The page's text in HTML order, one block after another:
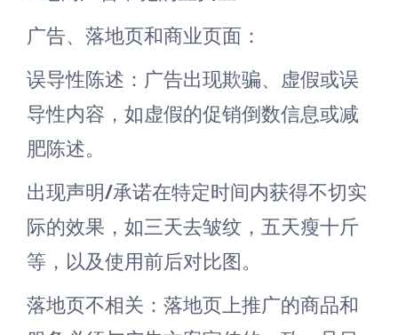
广告、落地页和商业页面：
误导性陈述：广告出现欺骗、虚假或误
导性内容，如虚假的促销倒数信息或减
肥陈述。
出现声明/承诺在特定时间内获得不切实
际的效果，如三天去皱纹，五天瘦十斤
等，以及使用前后对比图。
落地页不相关：落地页上推广的商品和